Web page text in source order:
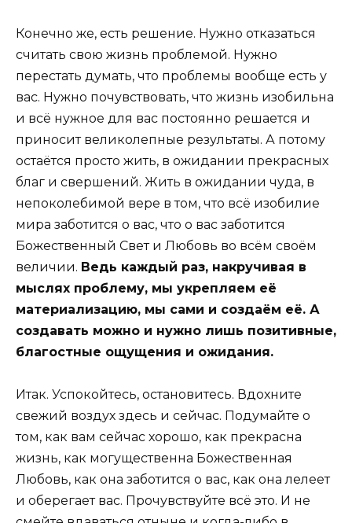
Конечно же, есть решение. Нужно отказаться
считать свою жизнь проблемой. Нужно
перестать думать, что проблемы вообще есть у
вас. Нужно почувствовать, что жизнь изобильна
и всё нужное для вас постоянно решается и
приносит великолепные результаты. А потому
остаётся просто жить, в ожидании прекрасных
благ и свершений. Жить в ожидании чуда, в
непоколебимой вере в том, что всё изобилие
мира заботится о вас, что о вас заботится
Божественный Свет и Любовь во всём своём
величии. Ведь каждый раз, накручивая в
мыслях проблему, мы укрепляем её
материализацию, мы сами и создаём её. А
создавать можно и нужно лишь позитивные,
благостные ощущения и ожидания.
Итак. Успокойтесь, остановитесь. Вдохните
свежий воздух здесь и сейчас. Подумайте о
том, как вам сейчас хорошо, как прекрасна
жизнь, как могущественна Божественная
Любовь, как она заботится о вас, как она лелеет
и оберегает вас. Прочувствуйте всё это. И не